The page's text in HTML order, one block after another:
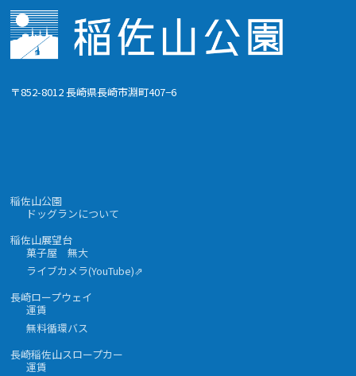
〒852-8012 長崎県長崎市淵町407−6
稲佐山公園
ドッグランについて
稲佐山展望台
菓子屋 無大
ライブカメラ(YouTube)⇗
長崎ロープウェイ
運賃
無料循環バス
長崎稲佐山スロープカー
運賃